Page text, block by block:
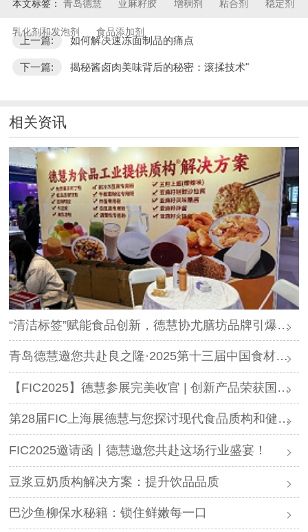
本文标签： 青岛德慧 亚麻籽胶 增稠剂 粘合剂 稳定剂
乳化剂和发泡剂 食品添加剂
上一篇: 如何解决速冻面制品的痛点
下一篇: 揭秘酱卤肉美味背后的秘密：滚揉技术"
相关资讯
“清洁标签”赋能食品创新，德慧协尤膳坊品牌引爆良之隆展会
青岛德慧邀您共赴良之隆·2025第十三届中国食材电商节
【FIC2025】德慧参展完美收官 | 创新产品荣获国内外客户高度认可！
第28届FIC上海展德慧与您探讨现代食品质构和健康创新发展！
FIC2025邀请函丨德慧邀您共赴这场行业盛宴！
豆浆豆奶质构解决方案：提升饮品品质
巴沙鱼柳保水秘籍：锁住鲜嫩每一口